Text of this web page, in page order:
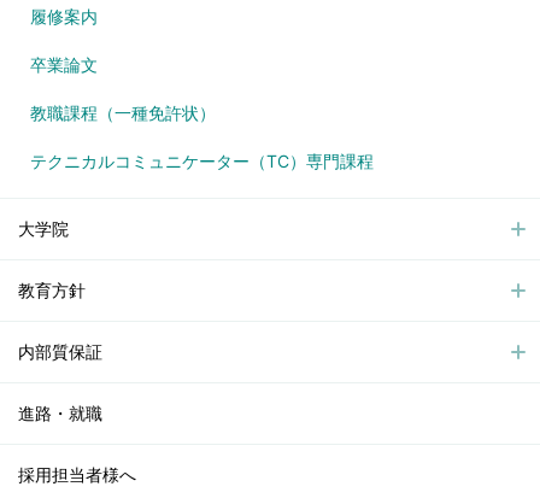
履修案内
卒業論文
教職課程（一種免許状）
テクニカルコミュニケーター（TC）専門課程
大学院
教育方針
内部質保証
進路・就職
採用担当者様へ